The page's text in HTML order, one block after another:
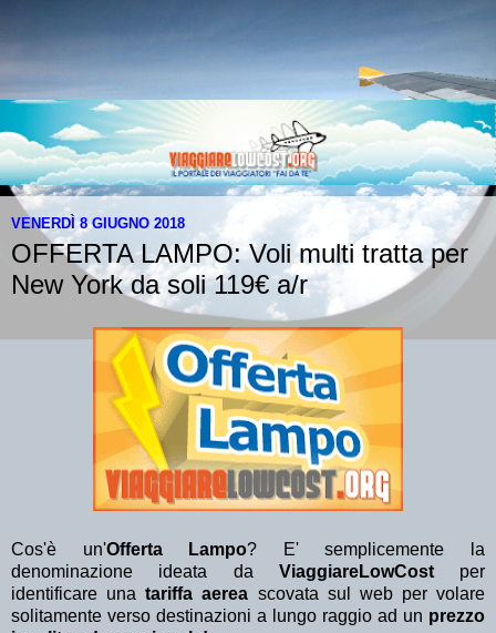
VENERDÌ 8 GIUGNO 2018
OFFERTA LAMPO: Voli multi tratta per
New York da soli 119€ a/r
Cos'è un'Offerta Lampo? E' semplicemente la
denominazione ideata da ViaggiareLowCostper
identificare unatariffa aerea scovata sul web per volare
solitamente verso destinazioni a lungo raggio ad un prezzo